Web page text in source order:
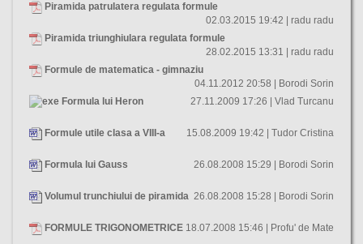
Piramida patrulatera regulata formule
02.03.2015 19:42 | radu radu
Piramida triunghiulara regulata formule
28.02.2015 13:31 | radu radu
Formule de matematica - gimnaziu
04.11.2012 20:58 | Borodi Sorin
Formula lui Heron
27.11.2009 17:26 | Vlad Turcanu
Formule utile clasa a VIII-a 15.08.2009 19:42 | Tudor Cristina
Formula lui Gauss 26.08.2008 15:29 | Borodi Sorin
Volumul trunchiului de piramida 26.08.2008 15:28 | Borodi Sorin
FORMULE TRIGONOMETRICE 18.07.2008 15:46 | Profu' de Mate